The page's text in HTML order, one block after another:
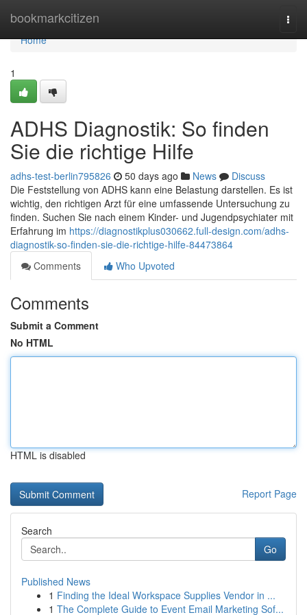
bookmarkcitizen
Home
Home
1
ADHS Diagnostik: So finden
Sie die richtige Hilfe
adhs-test-berlin795826 50 days ago News
Discuss
Die Feststellung von ADHS kann eine Belastung darstellen. Es ist
wichtig, den richtigen Arzt für eine umfassende Untersuchung zu
finden. Suchen Sie nach einem Kinder- und Jugendpsychiater mit
Erfahrung im https://diagnostikplus030662.full-design.com/adhs-
diagnostik-so-finden-sie-die-richtige-hilfe-84473864
Comments
Who Upvoted
Comments
Submit a Comment
No HTML
HTML is disabled
Report Page
Search
Go
Published News
1 Finding the Ideal Workspace Supplies Vendor in ...
1 The Complete Guide to Event Email Marketing Sof...